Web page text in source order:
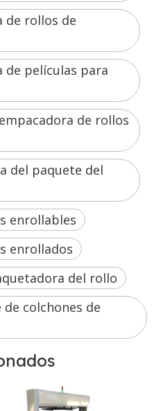
de rollos de
de películas para
de rollos
del paquete del
enrollables
enrollados
del rollo
colchones de